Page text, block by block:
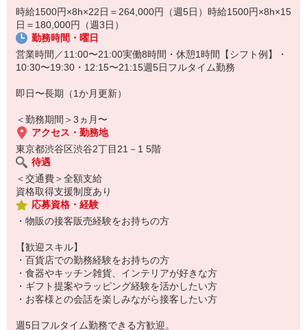
ること。
「新生活を始める方」
「結婚祝いを探している方」
「料理やホームパーティーが好きな方」
など、さまざまなお客様の想いに寄り添いながら、一人ひとりに合
入店後は商品をレンタルして実際に使用できる制度もあり、
渋谷ヒカリエで、暮らしを彩るアイテムに囲まれながら接客を楽し
みませんか？
少人数な職場
時給1500円×8h×22日＝264,000円（週5日）時給1500円×8h×15
日＝180,000円（週3日）
勤務時間・曜日
営業時間／11:00〜21:00実働8時間・休憩1時間【シフト例】・
10:30〜19:30・12:15〜21:15週5日フルタイム勤務
即日〜長期（1か月更新）
＜勤務期間＞3ヵ月〜
アクセス・勤務地
東京都渋谷区渋谷2丁目21－1 5階
待遇
＜交通費＞全額支給
資格取得支援制度あり
応募資格・経験
・物販の接客販売経験をお持ちの方
【歓迎スキル】
・百貨店での勤務経験をお持ちの方
・食器やキッチン雑貨、インテリアが好きな方
・ギフト提案やラッピング経験を活かしたい方
・お客様との会話を楽しみながら接客したい方
週5日フルタイム勤務できる方歓迎。